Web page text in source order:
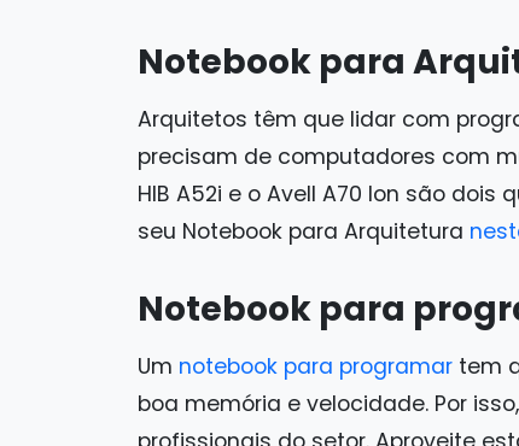
Notebook para
Arquitetos têm que lidar com
precisam de computadores com
HIB A52i e o Avell A70 Ion são
seu Notebook para Arquitetura
Notebook para
Um notebook para programar tem
boa memória e velocidade. Por